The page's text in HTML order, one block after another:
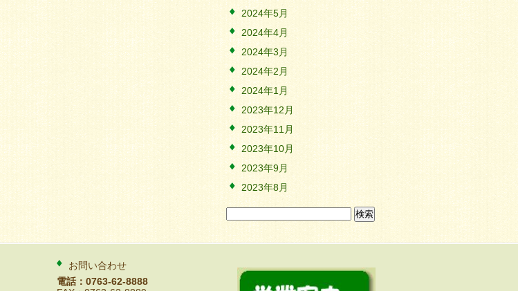
2024年5月
2024年4月
2024年3月
2024年2月
2024年1月
2023年12月
2023年11月
2023年10月
2023年9月
2023年8月
お問い合わせ
電話：0763-62-8888